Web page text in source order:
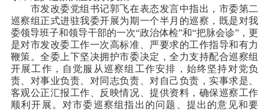
市发改委党组书记郭飞在表态发言中指出，市委第二
巡察组正式进驻我委开展为期一个半月的巡察，既是对我
委领导班子和领导干部的一次“政治体检”和“把脉会诊”，更
是对市发改委工作一次高标准、严要求的工作指导和有力
鞭策。全委上下坚决拥护市委决定，全力支持配合巡察组
开展工作，自觉服从巡察组工作安排，始终坚持对党负
责、对事业负责、对同志负责、对自己负责，实事求是、
客观公正汇报工作、反映情况、提供资料，确保巡察工作
顺利开展。对市委巡察组指出的问题、提出的意见和要